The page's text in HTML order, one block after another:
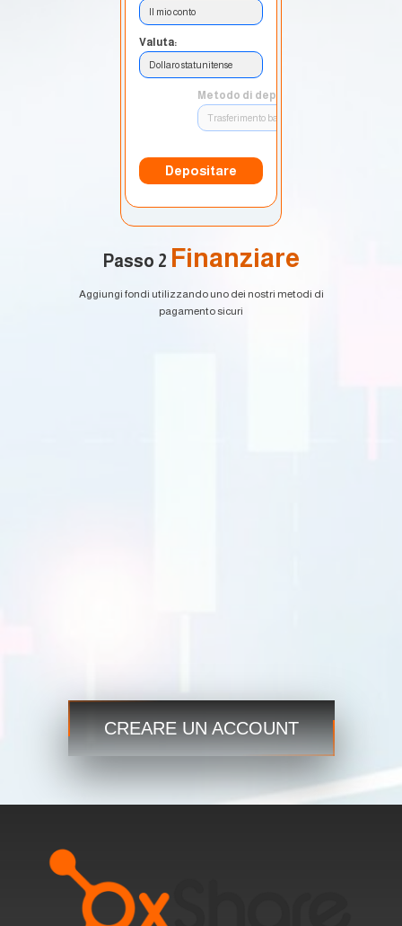
Il mio conto
Valuta:
Dollaro statunitense
Metodo di deposito:
Trasferimento bancario
Depositare
Passo 2 Finanziare
Aggiungi fondi utilizzando uno dei nostri metodi di
pagamento sicuri
CREARE UN ACCOUNT